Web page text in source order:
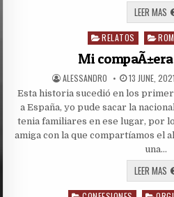
LEER MASMI
Y
MI
Posted
in
RELATOS
Mi
AUTHOR:
ALESSANDRO PUBLISHED
DATE:
13 JUNE, 2021
Esta historia sucedió en los
a España, yo pude sacar la
tenia familiares en ese lugar, por
amiga con la que compartíamos el
una…
LEER MASMI
DE